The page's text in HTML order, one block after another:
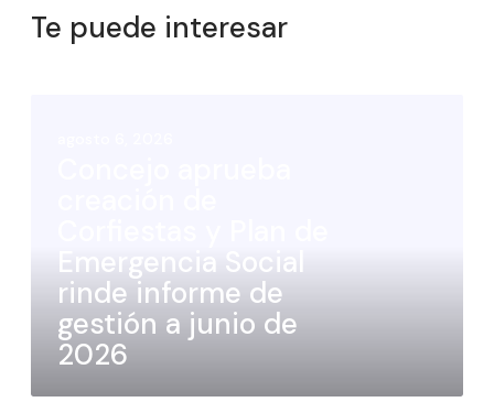
Te puede interesar
Emergencia Social
rinde informe de
gestión a junio de
2026